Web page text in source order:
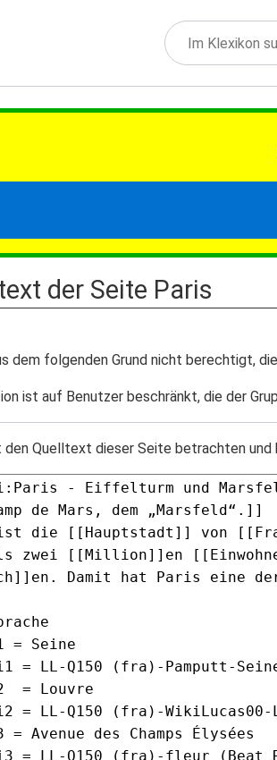
der Seite Paris
dem folgenden Grund nicht berechtigt,
ist auf Benutzer beschränkt, die der
den Quelltext dieser Seite betrachten und